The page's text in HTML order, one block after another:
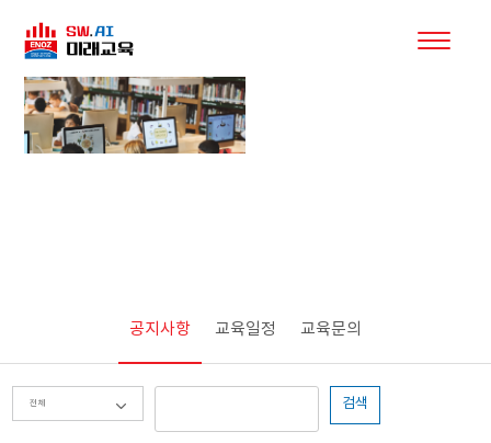
공지사항 교육일정 교육문의
검색